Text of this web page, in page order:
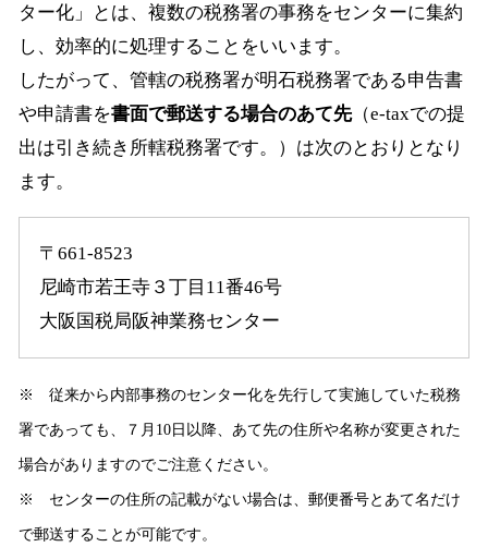
ター化」とは、複数の税務署の事務をセンターに集約
し、効率的に処理することをいいます。
したがって、管轄の税務署が明石税務署である申告書
や申請書を書面で郵送する場合のあて先（e-taxでの提
出は引き続き所轄税務署です。）は次のとおりとなり
ます。
〒661-8523
尼崎市若王寺３丁目11番46号
大阪国税局阪神業務センター
※ 従来から内部事務のセンター化を先行して実施していた税務
署であっても、７月10日以降、あて先の住所や名称が変更された
場合がありますのでご注意ください。
※ センターの住所の記載がない場合は、郵便番号とあて名だけ
で郵送することが可能です。